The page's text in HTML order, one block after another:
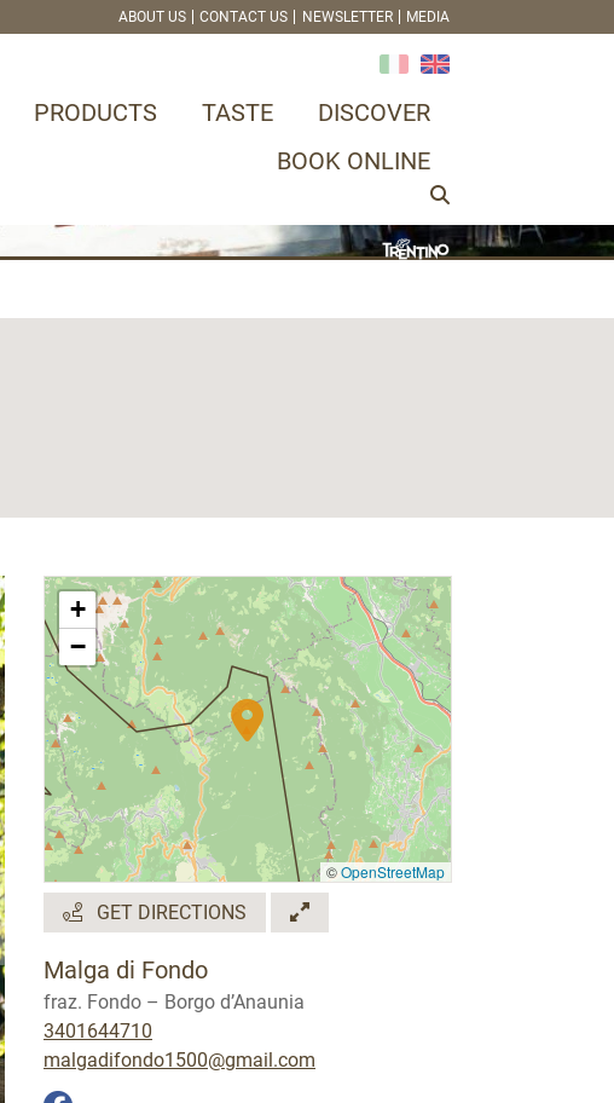
ABOUT US CONTACT US NEWSLETTER MEDIA
PRODUCTS TASTE
DISCOVER
BOOK ONLINE
+
−
©OpenStreetMap
GET DIRECTIONS
Malga di Fondo
fraz. Fondo – Borgo d’Anaunia
3401644710
malgadifondo1500@gmail.com